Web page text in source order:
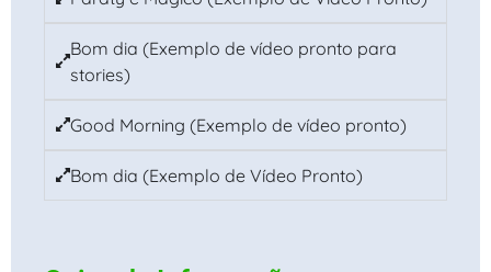
Bom dia (Exemplo de vídeo pronto para
stories)
Good Morning (Exemplo de vídeo pronto)
Bom dia (Exemplo de Vídeo Pronto)